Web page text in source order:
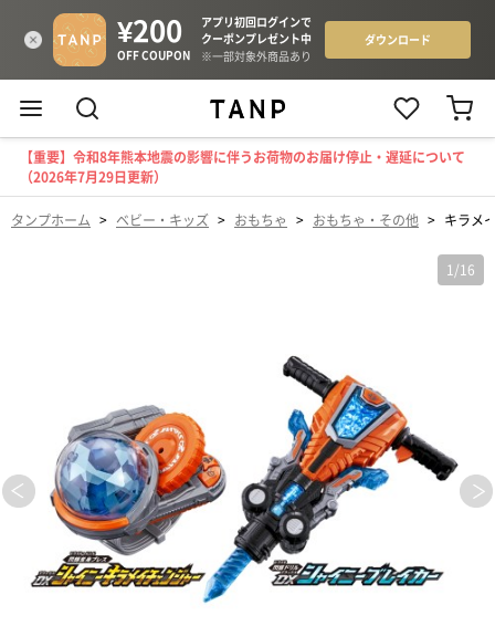
【重要】令和8年熊本地震の影響に伴うお荷物のお届け停止・遅延について
（2026年7月29日更新）
タンプホーム > ベビー・キッズ > おもちゃ > おもちゃ・その他 > キラメ
1 /16